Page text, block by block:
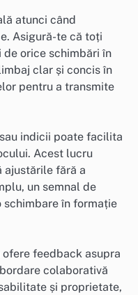
atunci când
Asigură-te că toți
orice schimbări în
clar și concis în
pentru a transmite
indicii poate facilita
Acest lucru
ajustările fără a
un semnal de
schimbare în formație
feedback asupra
colaborativă
și proprietate,